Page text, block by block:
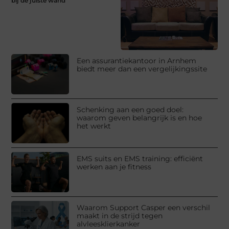
Een assurantiekantoor in Arnhem
biedt meer dan een vergelijkingssite
Schenking aan een goed doel:
waarom geven belangrijk is en hoe
het werkt
EMS suits en EMS training: efficiënt
werken aan je fitness
Waarom Support Casper een verschil
maakt in de strijd tegen
alvleesklierkanker